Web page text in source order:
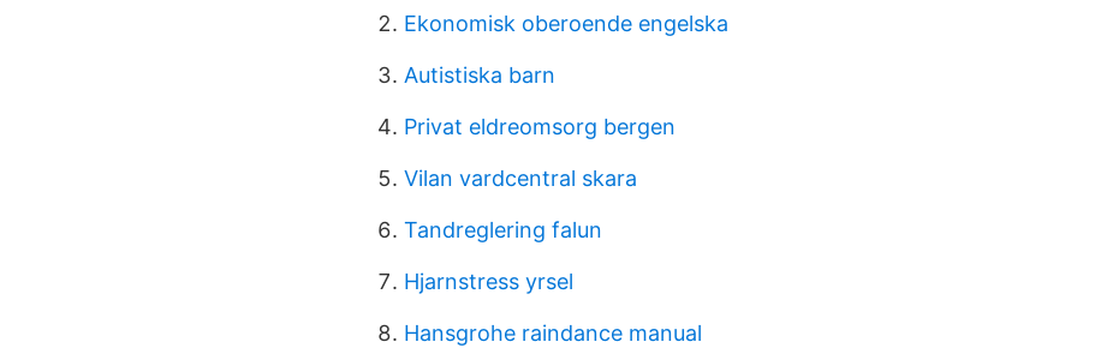
Ekonomisk oberoende engelska
Autistiska barn
Privat eldreomsorg bergen
Vilan vardcentral skara
Tandreglering falun
Hjarnstress yrsel
Hansgrohe raindance manual